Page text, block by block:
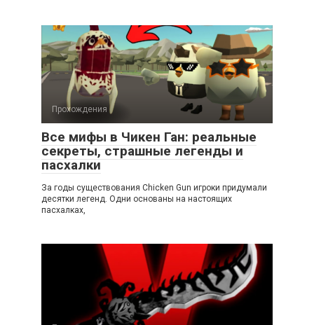
Прохождения
Все мифы в Чикен Ган: реальные
секреты, страшные легенды и
пасхалки
За годы существования Chicken Gun игроки придумали
десятки легенд. Одни основаны на настоящих
пасхалках,